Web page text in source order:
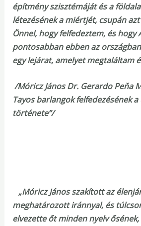
építmény szisztémáját és a
létezésének a miértjét, csupán
Önnel, hogy felfedeztem, és hogy
pontosabban ebben az
egy lejárat, amelyet megtaláltam
/Móricz János Dr. Gerardo Peňa
Tayos barlangok felfedezésének
története”/
„Móricz János szakított az
meghatározott iránnyal, és
elvezette őt minden nyelv